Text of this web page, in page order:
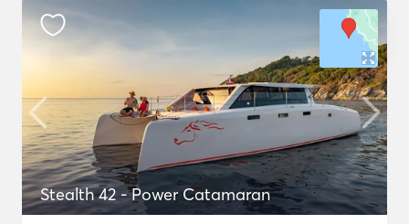
Stealth 42 - Power Catamaran